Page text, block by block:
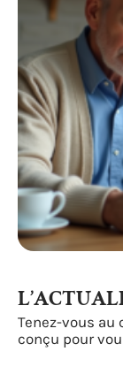
Tenez-vous au
conçu pour